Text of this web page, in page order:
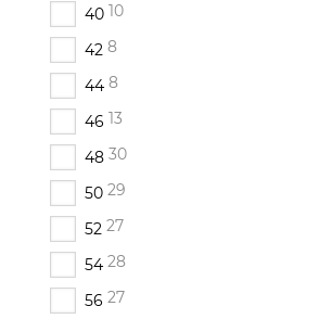
40 10
42 8
44 8
46 13
48 30
50 29
52 27
54 28
56 27